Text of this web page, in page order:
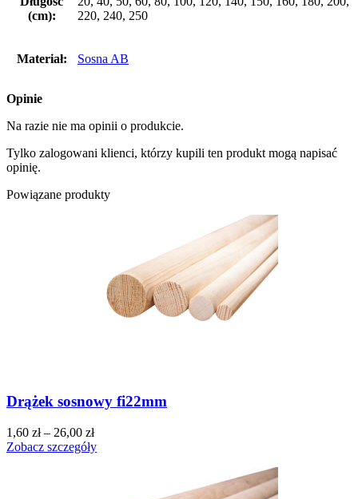
(cm):
220, 240, 250
Materiał: Sosna AB
Opinie
Na razie nie ma opinii o produkcie.
Tylko zalogowani klienci, którzy kupili ten produkt mogą napisać
opinię.
Powiązane produkty
Drążek sosnowy fi22mm
1,60 zł– 26,00 zł
Zobacz szczegóły